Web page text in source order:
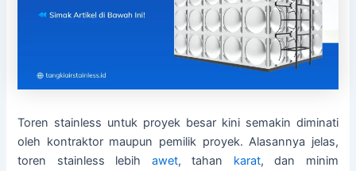
Toren stainless untuk proyek besar kini semakin diminati
oleh kontraktor maupun pemilik proyek. Alasannya jelas,
toren stainless lebih awet, tahan karat, dan minim